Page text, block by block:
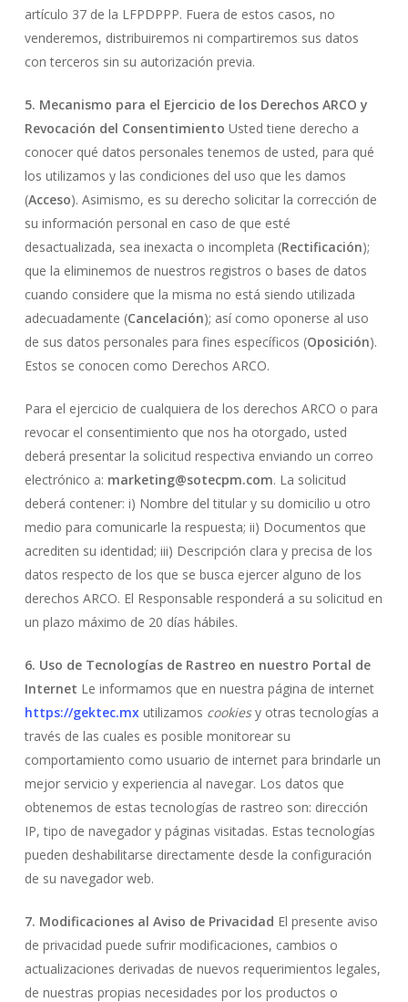
artículo 37 de la LFPDPPP. Fuera de estos casos, no
venderemos, distribuiremos ni compartiremos sus datos
con terceros sin su autorización previa.
5. Mecanismo para el Ejercicio de los Derechos ARCO y
Revocación del Consentimiento Usted tiene derecho a
conocer qué datos personales tenemos de usted, para qué
los utilizamos y las condiciones del uso que les damos
(Acceso). Asimismo, es su derecho solicitar la corrección de
su información personal en caso de que esté
desactualizada, sea inexacta o incompleta (Rectificación);
que la eliminemos de nuestros registros o bases de datos
cuando considere que la misma no está siendo utilizada
adecuadamente (Cancelación); así como oponerse al uso
de sus datos personales para fines específicos (Oposición).
Estos se conocen como Derechos ARCO.
Para el ejercicio de cualquiera de los derechos ARCO o para
revocar el consentimiento que nos ha otorgado, usted
deberá presentar la solicitud respectiva enviando un correo
electrónico a: marketing@sotecpm.com. La solicitud
deberá contener: i) Nombre del titular y su domicilio u otro
medio para comunicarle la respuesta; ii) Documentos que
acrediten su identidad; iii) Descripción clara y precisa de los
datos respecto de los que se busca ejercer alguno de los
derechos ARCO. El Responsable responderá a su solicitud en
un plazo máximo de 20 días hábiles.
6. Uso de Tecnologías de Rastreo en nuestro Portal de
Internet Le informamos que en nuestra página de internet
https://gektec.mxutilizamos cookiesy otras tecnologías a
través de las cuales es posible monitorear su
comportamiento como usuario de internet para brindarle un
mejor servicio y experiencia al navegar. Los datos que
obtenemos de estas tecnologías de rastreo son: dirección
IP, tipo de navegador y páginas visitadas. Estas tecnologías
pueden deshabilitarse directamente desde la configuración
de su navegador web.
7. Modificaciones al Aviso de Privacidad El presente aviso
de privacidad puede sufrir modificaciones, cambios o
actualizaciones derivadas de nuevos requerimientos legales,
de nuestras propias necesidades por los productos o